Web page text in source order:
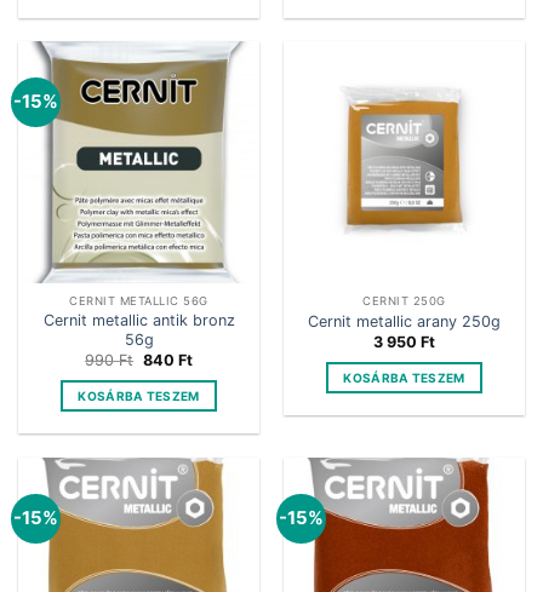
-15%
CERNIT METALLIC 56G
Cernit metallic antik bronz
56g
990Ft Original
was:
990 Ft.
840 FtCurrent
is:
840 Ft.
KOSÁRBA TESZEM
CERNIT 250G
Cernit metallic arany 250g
3 950 Ft
KOSÁRBA TESZEM
-15% -15%